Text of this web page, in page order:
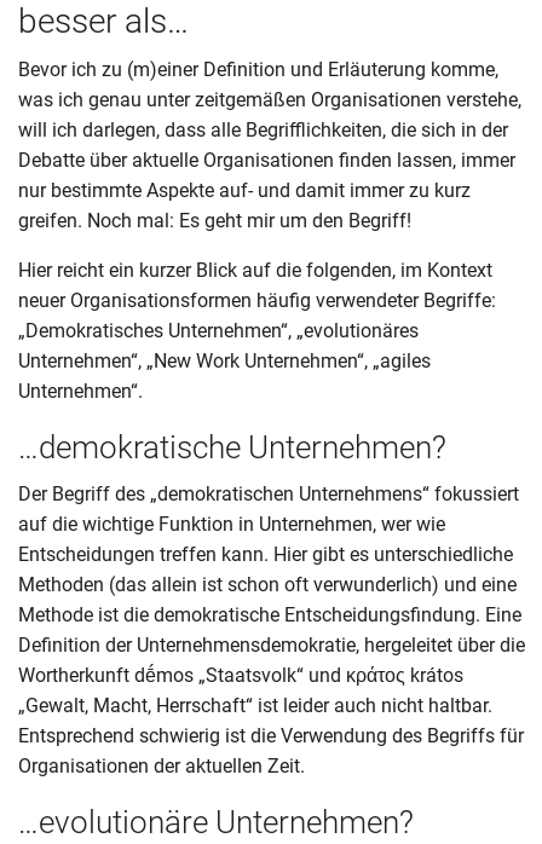
besser als…
Bevor ich zu (m)einer Definition und Erläuterung komme,
was ich genau unter zeitgemäßen Organisationen verstehe,
will ich darlegen, dass alle Begrifflichkeiten, die sich in der
Debatte über aktuelle Organisationen finden lassen, immer
nur bestimmte Aspekte auf- und damit immer zu kurz
greifen. Noch mal: Es geht mir um den Begriff!
Hier reicht ein kurzer Blick auf die folgenden, im Kontext
neuer Organisationsformen häufig verwendeter Begriffe:
„Demokratisches Unternehmen“, „evolutionäres
Unternehmen“, „New Work Unternehmen“, „agiles
Unternehmen“.
…demokratische Unternehmen?
Der Begriff des „demokratischen Unternehmens“ fokussiert
auf die wichtige Funktion in Unternehmen, wer wie
Entscheidungen treffen kann. Hier gibt es unterschiedliche
Methoden (das allein ist schon oft verwunderlich) und eine
Methode ist die demokratische Entscheidungsfindung. Eine
Definition der Unternehmensdemokratie, hergeleitet über die
Wortherkunft dḗmos „Staatsvolk“ und κράτος krátos
„Gewalt, Macht, Herrschaft“ ist leider auch nicht haltbar.
Entsprechend schwierig ist die Verwendung des Begriffs für
Organisationen der aktuellen Zeit.
…evolutionäre Unternehmen?